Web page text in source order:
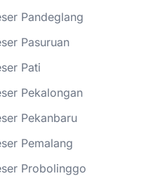
Pandeglang
Pasuruan
Pati
Pekalongan
Pekanbaru
Pemalang
Probolinggo